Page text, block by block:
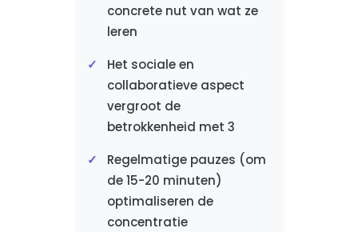
concrete nut van wat ze
leren
Het sociale en
collaboratieve aspect
vergroot de
betrokkenheid met 3
Regelmatige pauzes (om
de 15-20 minuten)
optimaliseren de
concentratie